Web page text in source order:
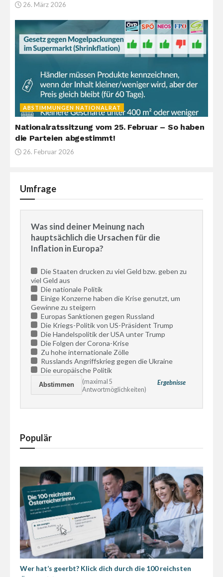
26. März 2026
ABSTIMMUNGEN NATIONALRAT
Nationalratssitzung vom 25. Februar – So haben
die Parteien abgestimmt!
26. Februar 2026
Umfrage
Was sind deiner Meinung nach
hauptsächlich die Ursachen für die
Inflation in Europa?
Die Staaten drucken zu viel Geld bzw. geben zu
viel Geld aus
Die nationale Politik
Einige Konzerne haben die Krise genutzt, um
Gewinne zu steigern
Europas Sanktionen gegen Russland
Die Kriegs-Politik von US-Präsident Trump
Die Handelspolitik der USA unter Trump
Die Folgen der Corona-Krise
Zu hohe internationale Zölle
Russlands Angriffskrieg gegen die Ukraine
Die europäische Politik
Ergebnisse
(maximal 5
Antwortmöglichkeiten)
Populär
Wer hat’s geerbt? Klick dich durch die 100 reichsten